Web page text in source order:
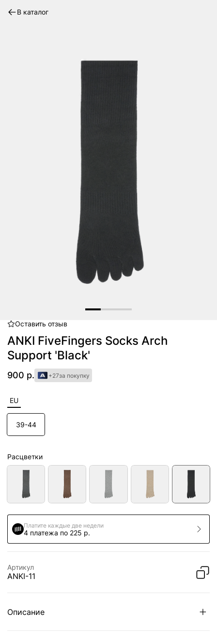
В каталог
ItemОставить отзыв
ANKI FiveFingers Socks Arch
Support 'Black'
900 р. +27за покупку
EU
39-44
Расцветки
Платите каждые две недели
4 платежа по 225 р.
Артикул
ANKI-11
Описание